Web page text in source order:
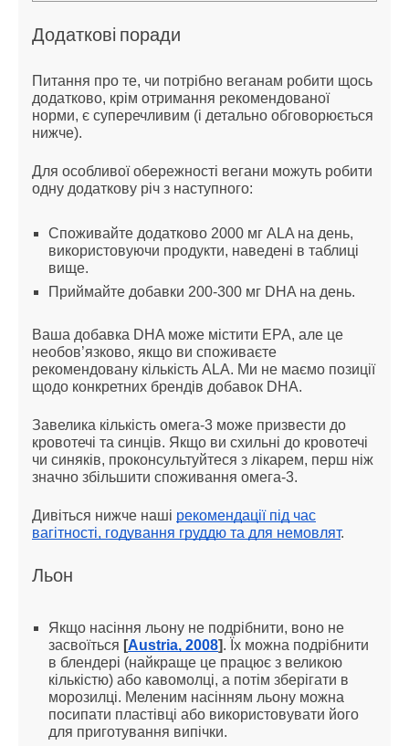
Додаткові поради
Питання про те, чи потрібно веганам робити щось
додатково, крім отримання рекомендованої
норми, є суперечливим (і детально обговорюється
нижче).
Для особливої обережності вегани можуть робити
одну додаткову річ з наступного:
Споживайте додатково 2000 мг ALA на день,
використовуючи продукти, наведені в таблиці
вище.
Приймайте добавки 200-300 мг DHA на день.
Ваша добавка DHA може містити EPA, але це
необов’язково, якщо ви споживаєте
рекомендовану кількість ALA. Ми не маємо позиції
щодо конкретних брендів добавок DHA.
Завелика кількість омега-3 може призвести до
кровотечі та синців. Якщо ви схильні до кровотечі
чи синяків, проконсультуйтеся з лікарем, перш ніж
значно збільшити споживання омега-3.
Дивіться нижче наші рекомендації під час
вагітності, годування груддю та для немовлят.
Льон
Якщо насіння льону не подрібнити, воно не
засвоїться [Austria, 2008]. Їх можна подрібнити
в блендері (найкраще це працює з великою
кількістю) або кавомолці, а потім зберігати в
морозилці. Меленим насінням льону можна
посипати пластівці або використовувати його
для приготування випічки.